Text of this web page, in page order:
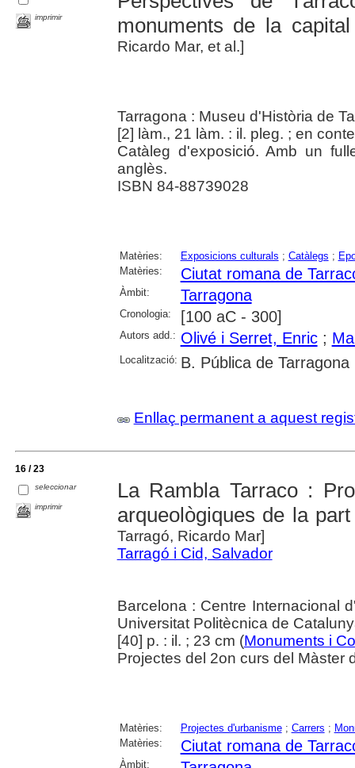
imprimir
monuments de la
Ricardo Mar, et al.]
Tarragona : Museu d'Història de
[2] làm., 21 làm. : il. pleg. ; en
Catàleg d'exposició. Amb un
anglès.
ISBN 84-88739028
Matèries: Exposicions culturals ; Catàlegs ;
Matèries:
Ciutat romana de
Àmbit: Tarragona
Cronologia: [100 aC - 300]
Autors add.: Olivé i Serret, Enric;
Localització: B. Pública de Tarragona
Enllaç permanent a aquest
16 / 23
seleccionar
imprimir
La Rambla Tarraco :
arqueològiques de la
Tarragó, Ricardo Mar]
Tarragó i Cid, Salvador
Barcelona : Centre Internacional
Universitat Politècnica de
[40] p. : il. ; 23 cm (Monuments i
Projectes del 2on curs del Màster
Matèries: Projectes d'urbanisme; Carrers ;
Matèries:
Ciutat romana de
Àmbit: